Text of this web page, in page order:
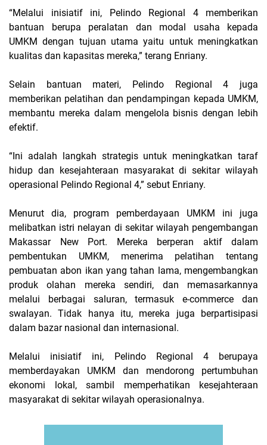
“Melalui inisiatif ini, Pelindo Regional 4 memberikan
bantuan berupa peralatan dan modal usaha kepada
UMKM dengan tujuan utama yaitu untuk meningkatkan
kualitas dan kapasitas mereka,” terang Enriany.
Selain bantuan materi, Pelindo Regional 4 juga
memberikan pelatihan dan pendampingan kepada UMKM,
membantu mereka dalam mengelola bisnis dengan lebih
efektif.
“Ini adalah langkah strategis untuk meningkatkan taraf
hidup dan kesejahteraan masyarakat di sekitar wilayah
operasional Pelindo Regional 4,” sebut Enriany.
Menurut dia, program pemberdayaan UMKM ini juga
melibatkan istri nelayan di sekitar wilayah pengembangan
Makassar New Port. Mereka berperan aktif dalam
pembentukan UMKM, menerima pelatihan tentang
pembuatan abon ikan yang tahan lama, mengembangkan
produk olahan mereka sendiri, dan memasarkannya
melalui berbagai saluran, termasuk e-commerce dan
swalayan. Tidak hanya itu, mereka juga berpartisipasi
dalam bazar nasional dan internasional.
Melalui inisiatif ini, Pelindo Regional 4 berupaya
memberdayakan UMKM dan mendorong pertumbuhan
ekonomi lokal, sambil memperhatikan kesejahteraan
masyarakat di sekitar wilayah operasionalnya.